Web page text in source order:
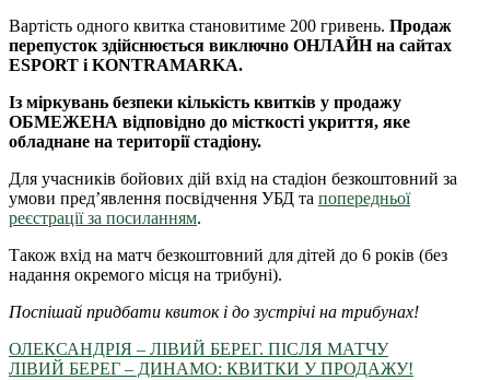
Вартість одного квитка становитиме 200 гривень. Продаж
перепусток здійснюється виключно ОНЛАЙН на сайтах
ESPORT і KONTRAMARKA.
Із міркувань безпеки кількість квитків у продажу
ОБМЕЖЕНА відповідно до місткості укриття, яке
обладнане на території стадіону.
Для учасників бойових дій вхід на стадіон безкоштовний за
умови пред’явлення посвідчення УБД та попередньої
реєстрації за посиланням.
Також вхід на матч безкоштовний для дітей до 6 років (без
надання окремого місця на трибуні).
Поспішай придбати квиток і до зустрічі на трибунах!
ОЛЕКСАНДРІЯ – ЛІВИЙ БЕРЕГ. ПІСЛЯ МАТЧУ
ЛІВИЙ БЕРЕГ – ДИНАМО: КВИТКИ У ПРОДАЖУ!